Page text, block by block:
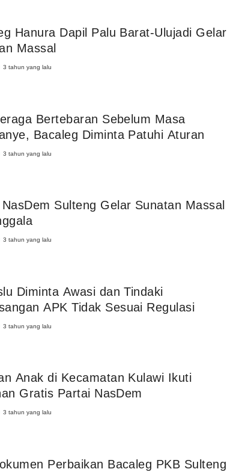
Hanura Dapil Palu Barat-Ulujadi Gelar
Massal
3 tahun yang lalu
Bertebaran Sebelum Masa
Bacaleg Diminta Patuhi Aturan
3 tahun yang lalu
Sulteng Gelar Sunatan Massal
3 tahun yang lalu
Diminta Awasi dan Tindaki
APK Tidak Sesuai Regulasi
3 tahun yang lalu
Anak di Kecamatan Kulawi Ikuti
Gratis Partai NasDem
3 tahun yang lalu
Perbaikan Bacaleg PKB Sulteng